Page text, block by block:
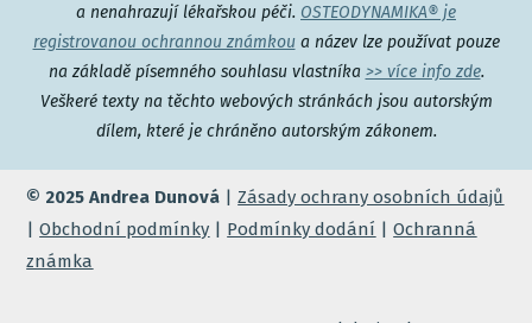
a nenahrazují lékařskou péči. OSTEODYNAMIKA® je
registrovanou ochrannou známkoua název lze používat pouze
na základě písemného souhlasu vlastníka >> více info zde.
Veškeré texty na těchto webových stránkách jsou autorským
dílem, které je chráněno autorským zákonem.
© 2025 Andrea Dunová |Zásady ochrany osobních údajů
|Obchodní podmínky | Podmínky dodání |Ochranná
známka